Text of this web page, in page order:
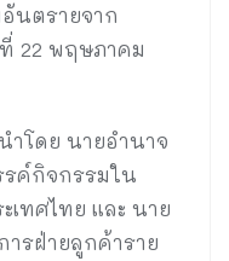
นตรายจาก
22 พฤษภาคม
โดย นายอำนาจ
ค์กิจกรรมใน
เทศไทย และ นาย
รฝ่ายลูกค้าราย